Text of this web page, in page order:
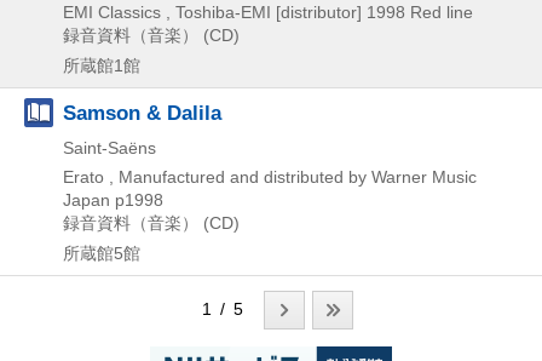
EMI Classics , Toshiba-EMI [distributor] 1998 Red line
録音資料（音楽） (CD)
所蔵館1館
Samson & Dalila
Saint-Saëns
Erato , Manufactured and distributed by Warner Music
Japan p1998
録音資料（音楽） (CD)
所蔵館5館
1 / 5